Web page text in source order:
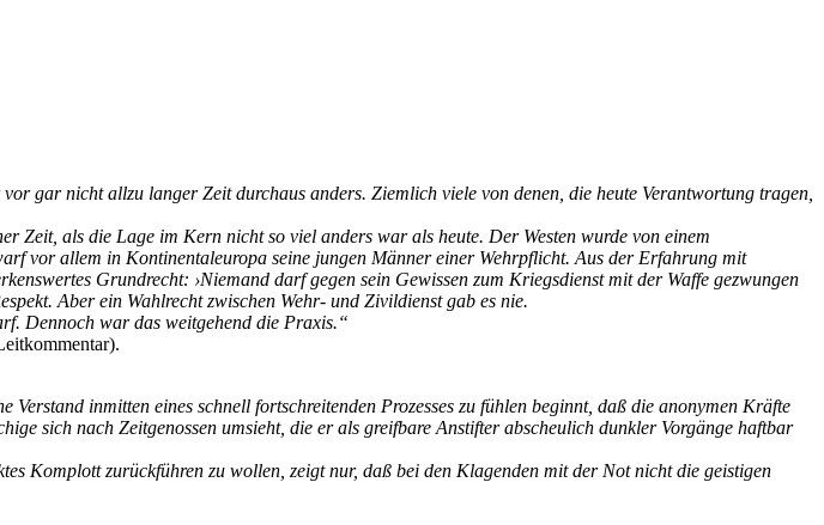
gar nicht allzu langer Zeit durchaus anders. Ziemlich viele von denen, die heute Verantwortung tragen,
Zeit, als die Lage im Kern nicht so viel anders war als heute. Der Westen wurde von einem
vor allem in Kontinentaleuropa seine jungen Männer einer Wehrpflicht. Aus der Erfahrung mit
Grundrecht: ›Niemand darf gegen sein Gewissen zum Kriegsdienst mit der Waffe gezwungen
Aber ein Wahlrecht zwischen Wehr- und Zivildienst gab es nie.
Dennoch war das weitgehend die Praxis.“
inmitten eines schnell fortschreitenden Prozesses zu fühlen beginnt, daß die anonymen Kräfte
sich nach Zeitgenossen umsieht, die er als greifbare Anstifter abscheulich dunkler Vorgänge haftbar
Komplott zurückführen zu wollen, zeigt nur, daß bei den Klagenden mit der Not nicht die geistigen